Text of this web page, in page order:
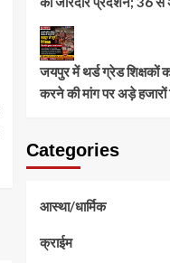
जयपुर में थर्ड ग्रेड शिक्षकों
करने की मांग पर अड़े हजारों
Categories
आस्था/धार्मिक
क्राईम